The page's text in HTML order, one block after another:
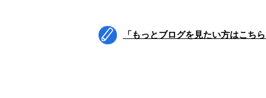
「もっとブログを見たい方はこち